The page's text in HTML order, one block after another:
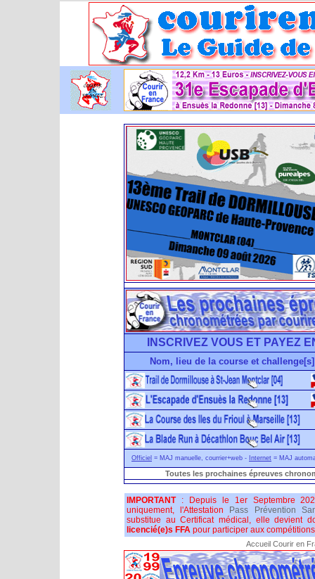
INSCRIVEZ VOUS ET PAYEZ
Nom, lieu de la course et challenge[s]
Officiel = MAJ manuelle, courrier+web - Internet = MAJ
Toutes les prochaines épreuves
IMPORTANT: Depuis le 1er Septembre
uniquement, l'Attestation
Pass Prévention
substitue au Certificat médical, elle devient
licencié(e)s FFA pour participer aux
Accueil Courir en